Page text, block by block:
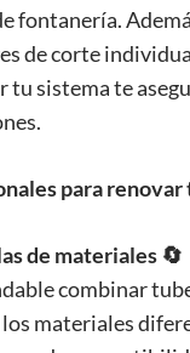
fontanería.
de corte
tu sistema te
para
de materiales 🔄
combinar
los materiales